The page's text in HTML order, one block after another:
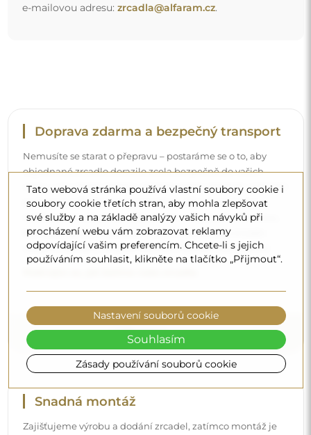
e-mailovou adresu: zrcadla@alfaram.cz.
Doprava zdarma a bezpečný transport
Nemusíte se starat o přepravu – postaráme se o to, aby
objednané zrcadlo dorazilo zcela bezpečně do vašich
rukou, a to úplně zdarma. Disponujeme vlastním vozovým
parkem a vyškoleným personálem, díky čemuž vám
můžeme zaručit, že zrcadlo dorazí v neporušeném stavu,
bez dodatečných nákladů. I když si objednáte zrcadlo
velkých rozměrů, můžete počítat s rychlým doručením.
Snadná montáž
Zajišťujeme výrobu a dodání zrcadel, zatímco montáž je
Tato webová stránka používá vlastní soubory cookie i
soubory cookie třetích stran, aby mohla zlepšovat
své služby a na základě analýzy vašich návyků při
procházení webu vám zobrazovat reklamy
odpovídající vašim preferencím. Chcete-li s jejich
používáním souhlasit, klikněte na tlačítko „Přijmout“.
Zásady používání souborů cookie
Nastavení souborů cookie
Souhlasím